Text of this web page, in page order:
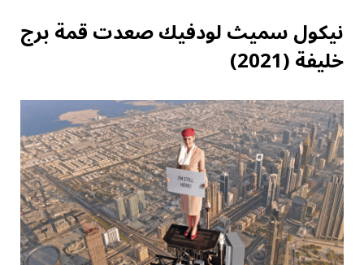
نيكول سميث لودفيك صعدت قمة برج
خليفة (2021)